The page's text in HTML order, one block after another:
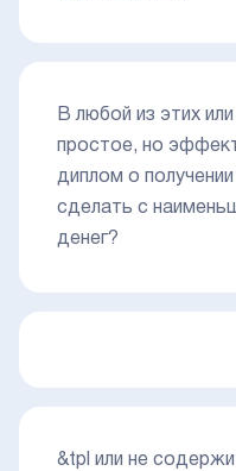
В любой из этих
простое, но
диплом о
сделать с
денег?
&tpl или не